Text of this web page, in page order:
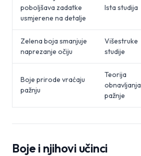
poboljšava zadatke
usmjerene na detalje
Ista studija
Zelena boja smanjuje
naprezanje očiju
Višestruke
studije
Boje prirode vraćaju
pažnju
Teorija
obnavljanja
pažnje
Boje i njihovi učinci